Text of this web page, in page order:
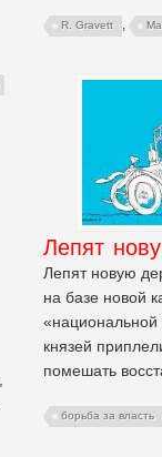
R. Gravett ,
Лепят
Лепят новую
на базе новой
князей
помешать
борьба за власть